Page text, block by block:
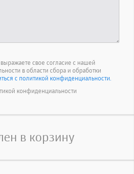
свое согласие с нашей
в области сбора и обработки
с политикой конфиденциальности.
конфиденциальности
в корзину